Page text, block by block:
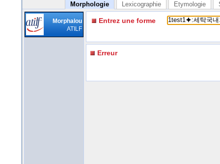
Morphologie Lexicographie Etymologie
Morphalou
ATILF
Entrez une forme
Erreur